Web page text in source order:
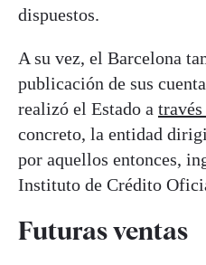
dispuestos.
A su vez, el Barcelona
publicación de sus
realizó el Estado a
concreto, la entidad
por aquellos entonces,
Instituto de Crédito
Futuras ventas